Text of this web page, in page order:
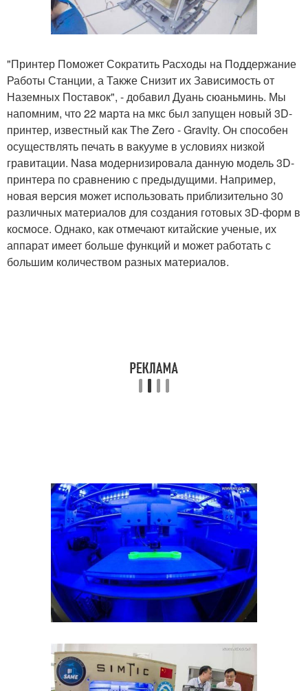
"Принтер Поможет Сократить Расходы на Поддержание
Работы Станции, а Также Снизит их Зависимость от
Наземных Поставок", - добавил Дуань сюаньминь. Мы
напомним, что 22 марта на мкс был запущен новый 3D-
принтер, известный как The Zero - Gravity. Он способен
осуществлять печать в вакууме в условиях низкой
гравитации. Nasa модернизировала данную модель 3D-
принтера по сравнению с предыдущими. Например,
новая версия может использовать приблизительно 30
различных материалов для создания готовых 3D-форм в
космосе. Однако, как отмечают китайские ученые, их
аппарат имеет больше функций и может работать с
большим количеством разных материалов.